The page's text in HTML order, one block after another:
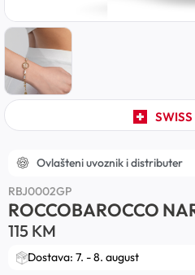
Ovlašteni uvoznik i distributer
RBJ0002GP
ROCCOBAROCCO
115 KM
Dostava: 7. - 8. august